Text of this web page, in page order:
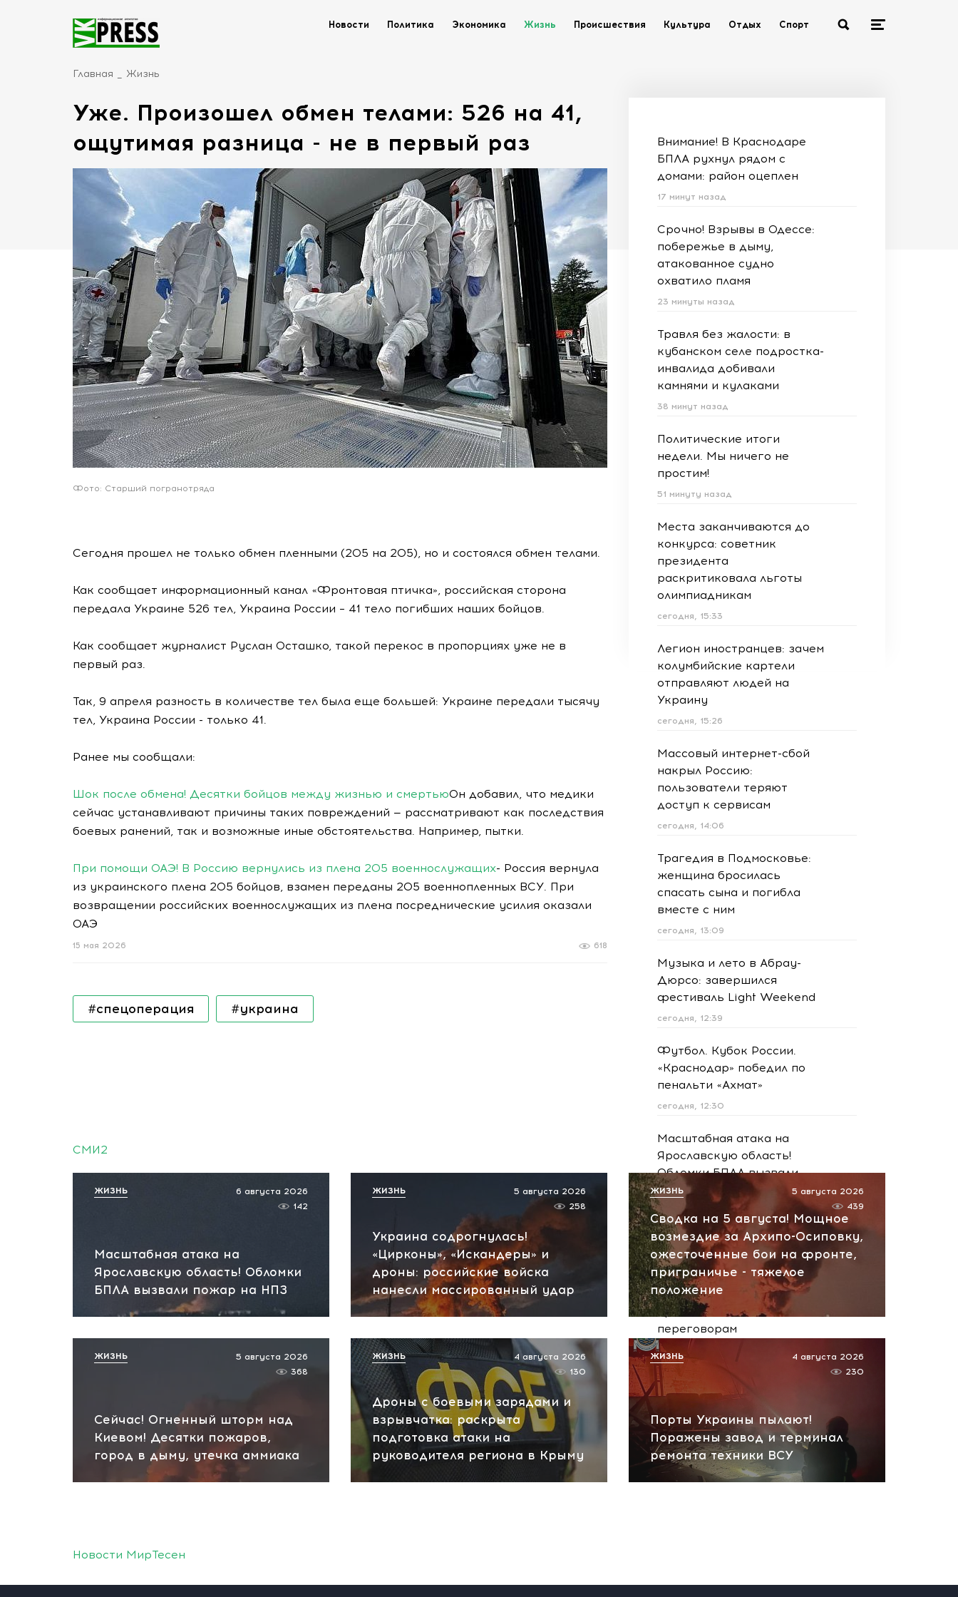
Новости Политика Экономика Жизнь Происшествия Культура Отдых Спорт
Главная Жизнь
Уже. Произошел обмен телами: 526 на 41,
ощутимая разница - не в первый раз
Фото: Старший погранотряда
Сегодня прошел не только обмен пленными (205 на 205), но и состоялся обмен телами.
Как сообщает информационный канал «Фронтовая птичка», российская сторона
передала Украине 526 тел, Украина России – 41 тело погибших наших бойцов.
Как сообщает журналист Руслан Осташко, такой перекос в пропорциях уже не в
первый раз.
Так, 9 апреля разность в количестве тел была еще большей: Украине передали тысячу
тел, Украина России - только 41.
Ранее мы сообщали:
Шок после обмена! Десятки бойцов между жизнью и смертьюОн добавил, что медики
сейчас устанавливают причины таких повреждений — рассматривают как последствия
боевых ранений, так и возможные иные обстоятельства. Например, пытки.
При помощи ОАЭ! В Россию вернулись из плена 205 военнослужащих- Россия вернула
из украинского плена 205 бойцов, взамен переданы 205 военнопленных ВСУ. При
возвращении российских военнослужащих из плена посреднические усилия оказали
ОАЭ
618
15 мая 2026
#спецоперация #украина
Внимание! В Краснодаре
БПЛА рухнул рядом с
домами: район оцеплен
17 минут назад
Срочно! Взрывы в Одессе:
побережье в дыму,
атакованное судно
охватило пламя
23 минуты назад
Травля без жалости: в
кубанском селе подростка-
инвалида добивали
камнями и кулаками
38 минут назад
Политические итоги
недели. Мы ничего не
простим!
51 минуту назад
Места заканчиваются до
конкурса: советник
президента
раскритиковала льготы
олимпиадникам
сегодня, 15:33
Легион иностранцев: зачем
колумбийские картели
отправляют людей на
Украину
сегодня, 15:26
Массовый интернет-сбой
накрыл Россию:
пользователи теряют
доступ к сервисам
сегодня, 14:06
Трагедия в Подмосковье:
женщина бросилась
спасать сына и погибла
вместе с ним
сегодня, 13:09
Музыка и лето в Абрау-
Дюрсо: завершился
фестиваль Light Weekend
сегодня, 12:39
Футбол. Кубок России.
«Краснодар» победил по
пенальти «Ахмат»
сегодня, 12:30
Масштабная атака на
Ярославскую область!
Обломки БПЛА вызвали
пожар на НПЗ
сегодня, 12:18
МИД России предупредил о
затяжном конфликте на
Украине: Европа продолжит
финансировать Киев и
препятствовать
переговорам
сегодня, 11:27
СМИ2
Масштабная атака на
Ярославскую область! Обломки
БПЛА вызвали пожар на НПЗ
6 августа 2026
142
ЖИЗНЬ
Украина содрогнулась!
«Цирконы», «Искандеры» и
дроны: российские войска
нанесли массированный удар
5 августа 2026
258
ЖИЗНЬ
Сводка на 5 августа! Мощное
возмездие за Архипо-Осиповку,
ожесточенные бои на фронте,
приграничье - тяжелое
положение
5 августа 2026
439
ЖИЗНЬ
Сейчас! Огненный шторм над
Киевом! Десятки пожаров,
город в дыму, утечка аммиака
5 августа 2026
368
ЖИЗНЬ
Дроны с боевыми зарядами и
взрывчатка: раскрыта
подготовка атаки на
руководителя региона в Крыму
4 августа 2026
130
ЖИЗНЬ
Порты Украины пылают!
Поражены завод и терминал
ремонта техники ВСУ
4 августа 2026
230
ЖИЗНЬ
Новости МирТесен